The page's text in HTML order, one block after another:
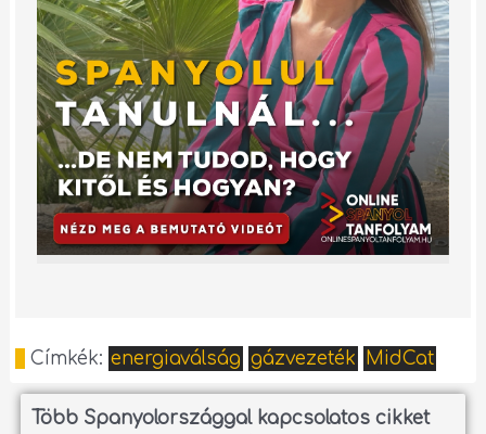
Címkék: energiaválság gázvezeték MidCat
Több Spanyolországgal kapcsolatos cikket